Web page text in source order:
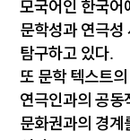
모국어인 한국어
문학성과 연극성
탐구하고 있다.
또 문학 텍스트
연극인과의 공동
문화권과의 경계